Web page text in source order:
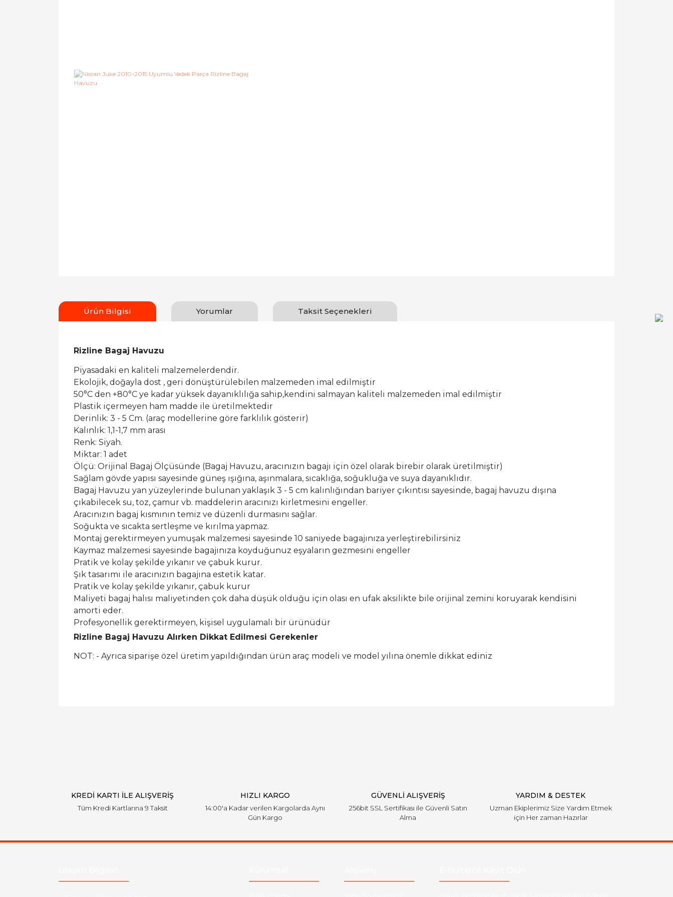
Ürün Bilgisi Yorumlar Taksit Seçenekleri
Rizline Bagaj Havuzu
Piyasadaki en kaliteli malzemelerdendir.
Ekolojik, doğayla dost , geri dönüştürülebilen malzemeden imal edilmiştir
50°C den +80°C ye kadar yüksek dayanıklılığa sahip,kendini salmayan kaliteli malzemeden imal edilmiştir
Plastik içermeyen ham madde ile üretilmektedir
Derinlik: 3 - 5 Cm. (araç modellerine göre farklılık gösterir)
Kalınlık: 1,1-1,7 mm arası
Renk: Siyah.
Miktar: 1 adet
Ölçü: Orijinal Bagaj Ölçüsünde (Bagaj Havuzu, aracınızın bagajı için özel olarak birebir olarak üretilmiştir)
Sağlam gövde yapısı sayesinde güneş ışığına, aşınmalara, sıcaklığa, soğukluğa ve suya dayanıklıdır.
Bagaj Havuzu yan yüzeylerinde bulunan yaklaşık 3 - 5 cm kalınlığından bariyer çıkıntısı sayesinde, bagaj havuzu dışına
çıkabilecek su, toz, çamur vb. maddelerin aracınızı kirletmesini engeller.
Aracınızın bagaj kısmının temiz ve düzenli durmasını sağlar.
Soğukta ve sıcakta sertleşme ve kırılma yapmaz.
Montaj gerektirmeyen yumuşak malzemesi sayesinde 10 saniyede bagajınıza yerleştirebilirsiniz
Kaymaz malzemesi sayesinde bagajınıza koyduğunuz eşyaların gezmesini engeller
Pratik ve kolay şekilde yıkanır ve çabuk kurur.
Şık tasarımı ile aracınızın bagajına estetik katar.
Pratik ve kolay şekilde yıkanır, çabuk kurur
Maliyeti bagaj halısı maliyetinden çok daha düşük olduğu için olası en ufak aksilikte bile orijinal zemini koruyarak kendisini
amorti eder.
Profesyonellik gerektirmeyen, kişisel uygulamalı bir ürünüdür
Rizline Bagaj Havuzu Alırken Dikkat Edilmesi Gerekenler
NOT: - Ayrıca siparişe özel üretim yapıldığından ürün araç modeli ve model yılına önemle dikkat ediniz
KREDİ KARTI İLE ALIŞVERİŞ
Tüm Kredi Kartlarına 9 Taksit
HIZLI KARGO
14:00'a Kadar verilen Kargolarda Aynı
Gün Kargo
GÜVENLİ ALIŞVERİŞ
256bit SSL Sertifikası ile Güvenli Satın
Alma
YARDIM & DESTEK
Uzman Ekiplerimiz Size Yardım Etmek
için Her zaman Hazırlar